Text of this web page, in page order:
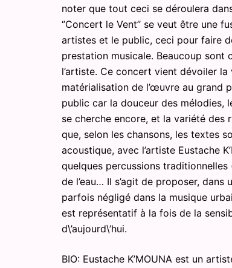
noter que tout ceci se déroulera
‘’Concert le Vent’’ se veut être
artistes et le public, ceci pour faire
prestation musicale. Beaucoup sont
l’artiste. Ce concert vient dévoiler la
matérialisation de l’œuvre au grand
public car la douceur des mélodies,
se cherche encore, et la variété des
que, selon les chansons, les textes
acoustique, avec l’artiste Eustache
quelques percussions
de l’eau… Il s’agit de proposer,
parfois négligé dans la musique
est représentatif à la fois de la
d\’aujourd\’hui.
BIO: Eustache K’MOUNA est un